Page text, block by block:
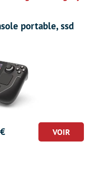
portable, ssd